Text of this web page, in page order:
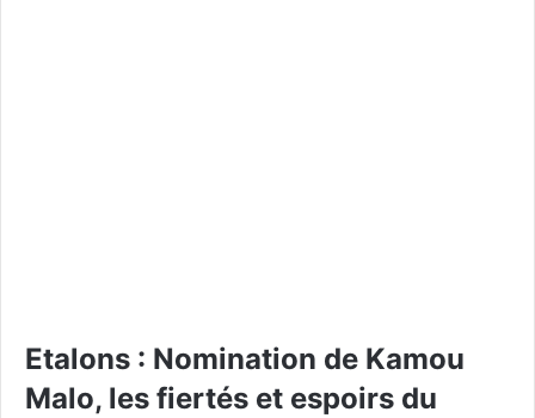
Etalons : Nomination de Kamou
Malo, les fiertés et espoirs du